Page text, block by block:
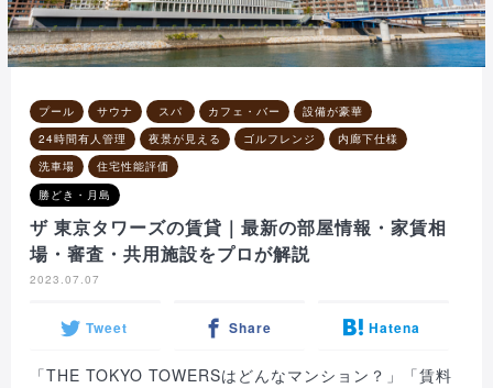
プール サウナ スパ カフェ・バー
設備が豪華
24時間有人管理
夜景が見える ゴルフレンジ
内廊下仕様
洗車場
住宅性能評価
勝どき・月島
ザ 東京タワーズの賃貸｜最新の部屋情報・家賃相
場・審査・共用施設をプロが解説
2023.07.07
Tweet Share Hatena
「THE TOKYO TOWERSはどんなマンション？」「賃料